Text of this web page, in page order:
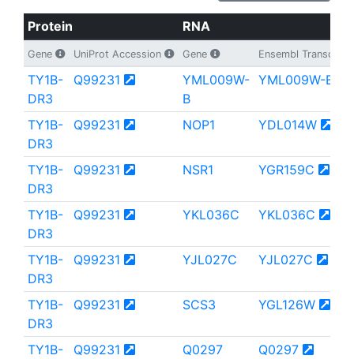
Protein RNA
Gene UniProt Accession Gene Ensembl Transcript
TY1B-
DR3
Q99231
YML009W-
B
YML009W-B
TY1B-
DR3
Q99231 NOP1 YDL014W
TY1B-
DR3
Q99231 NSR1 YGR159C
TY1B-
DR3
Q99231 YKL036C YKL036C
TY1B-
DR3
Q99231 YJL027C YJL027C
TY1B-
DR3
Q99231 SCS3 YGL126W
TY1B-
Q99231 Q0297 Q0297